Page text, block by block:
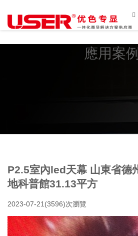

應用案例
P2.5室內led天幕 山東省德
地科普館31.13平方
2023-07-21 (3596)次瀏覽